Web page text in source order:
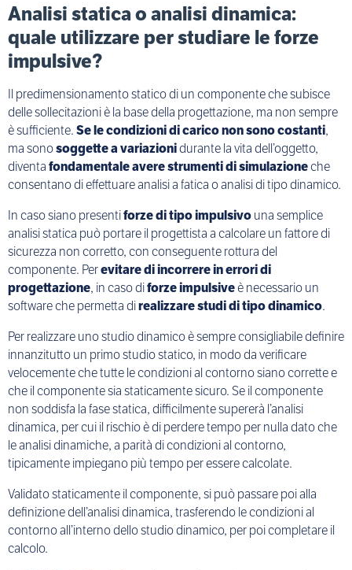
Analisi statica o analisi dinamica:
quale utilizzare per studiare le forze
impulsive?
Il predimensionamento statico di un componente che subisce
delle sollecitazioni è la base della progettazione, ma non sempre
è sufficiente.Se le condizioni di carico non sono costanti,
ma sonosoggette a variazionidurante la vita dell’oggetto,
diventafondamentale avere strumenti di simulazioneche
consentano di effettuare analisi a fatica o analisi di tipo dinamico.
In caso siano presentiforze di tipo impulsivouna semplice
analisi statica può portare il progettista a calcolare un fattore di
sicurezza non corretto, con conseguente rottura del
componente. Perevitare di incorrere in errori di
progettazione, in caso diforze impulsiveè necessario un
software che permetta direalizzare studi di tipo dinamico.
Per realizzare uno studio dinamico è sempre consigliabile definire
innanzitutto un primo studio statico, in modo da verificare
velocemente che tutte le condizioni al contorno siano corrette e
che il componente sia staticamente sicuro. Se il componente
non soddisfa la fase statica, difficilmente supererà l’analisi
dinamica, per cui il rischio è di perdere tempo per nulla dato che
le analisi dinamiche, a parità di condizioni al contorno,
tipicamente impiegano più tempo per essere calcolate.
Validato staticamente il componente, si può passare poi alla
definizione dell’analisi dinamica, trasferendo le condizioni al
contorno all’interno dello studio dinamico, per poi completare il
calcolo.